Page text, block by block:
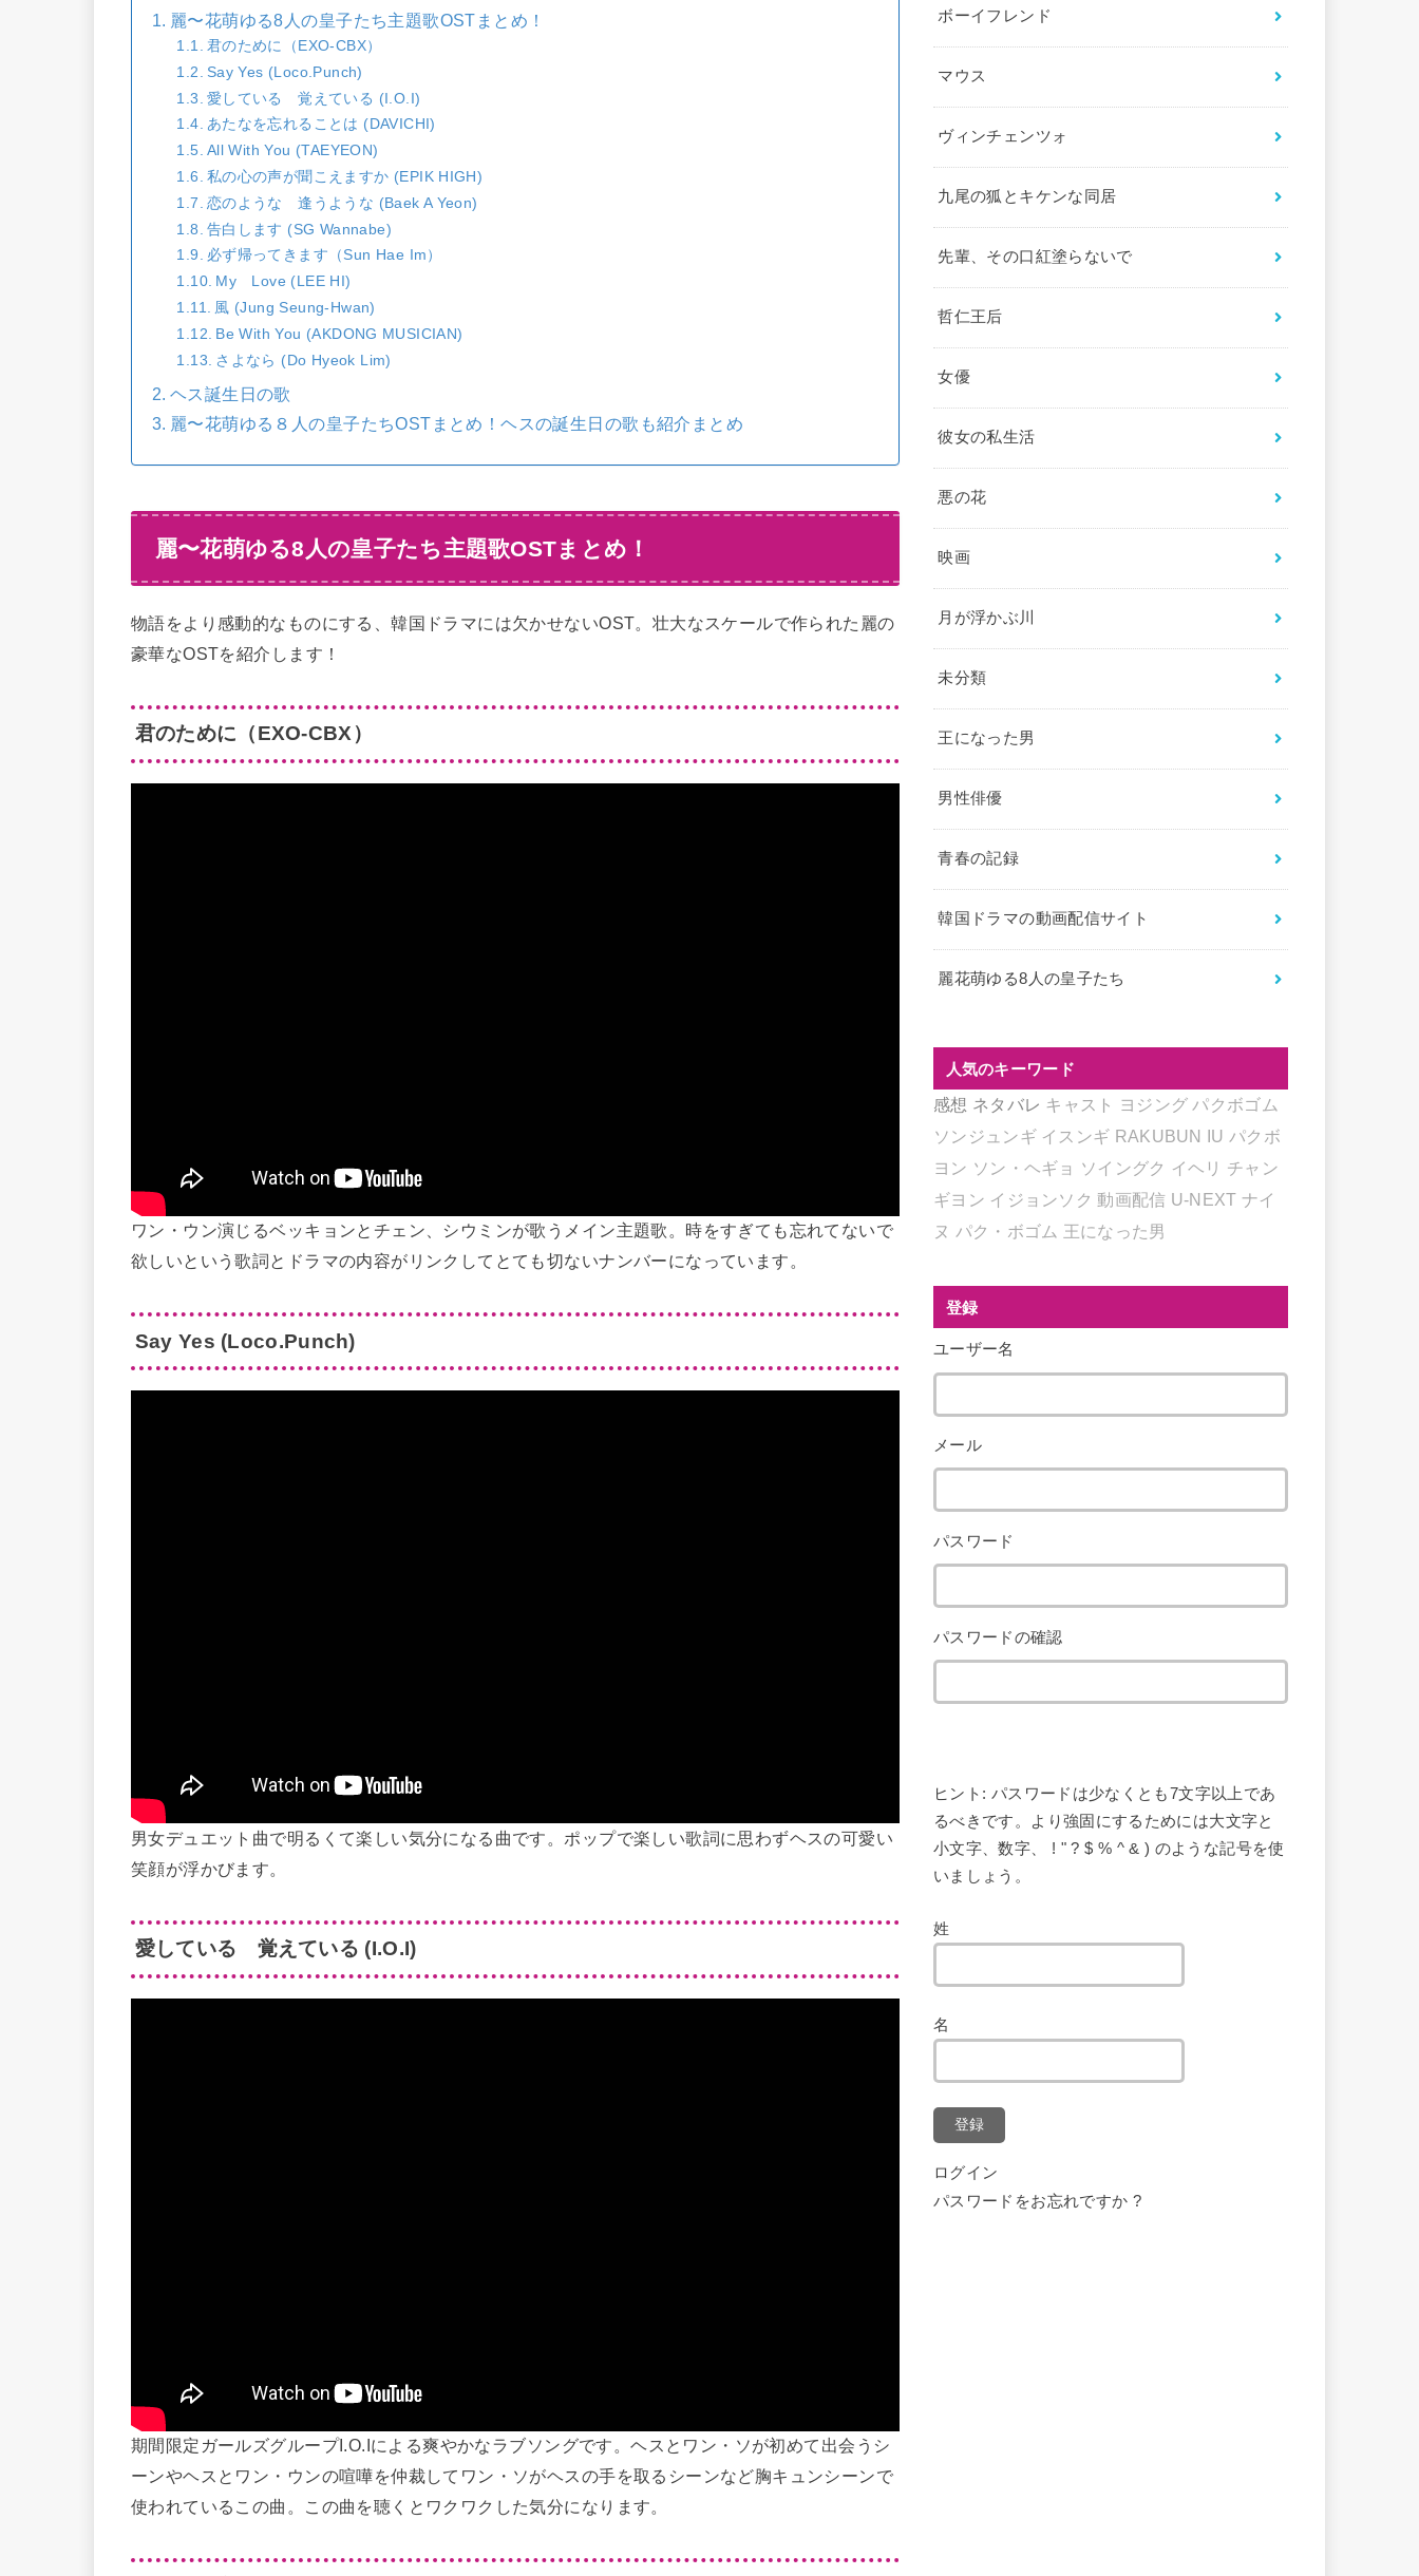
麗〜花萌ゆる8人の皇子たち主題歌OSTまとめ！
君のために（EXO-CBX）
Say Yes (Loco.Punch)
愛している 覚えている (I.O.I)
あたなを忘れることは (DAVICHI)
All With You (TAEYEON)
私の心の声が聞こえますか (EPIK HIGH)
恋のような 逢うような (Baek A Yeon)
告白します (SG Wannabe)
必ず帰ってきます（Sun Hae Im）
My Love (LEE HI)
風 (Jung Seung-Hwan)
Be With You (AKDONG MUSICIAN)
さよなら (Do Hyeok Lim)
ヘス誕生日の歌
麗〜花萌ゆる８人の皇子たちOSTまとめ！ヘスの誕生日の歌も紹介まとめ
麗〜花萌ゆる8人の皇子たち主題歌OSTまとめ！
物語をより感動的なものにする、韓国ドラマには欠かせないOST。壮大なスケールで作られた麗の
豪華なOSTを紹介します！
君のために （EXO-CBX）
ワン・ウン演じるベッキョンとチェン、シウミンが歌うメイン主題歌。時をすぎても忘れてないで
欲しいという歌詞とドラマの内容がリンクしてとても切ないナンバーになっています。
Say Yes (Loco.Punch)
男女デュエット曲で明るくて楽しい気分になる曲です。ポップで楽しい歌詞に思わずヘスの可愛い
笑顔が浮かびます。
愛している 覚えている (I.O.I)
期間限定ガールズグループI.O.Iによる爽やかなラブソングです。ヘスとワン・ソが初めて出会うシ
ーンやヘスとワン・ウンの喧嘩を仲裁してワン・ソがヘスの手を取るシーンなど胸キュンシーンで
使われているこの曲。この曲を聴くとワクワクした気分になります。
ボーイフレンド
マウス
ヴィンチェンツォ
九尾の狐とキケンな同居
先輩、その口紅塗らないで
哲仁王后
女優
彼女の私生活
悪の花
映画
月が浮かぶ川
未分類
王になった男
男性俳優
青春の記録
韓国ドラマの動画配信サイト
麗花萌ゆる8人の皇子たち
人気のキーワード
感想 ネタバレ キャスト ヨジング パクボゴム
ソンジュンギ イスンギ RAKUBUN IU パクボ
ヨン ソン・ヘギョ ソイングク イヘリ チャン
ギヨン イジョンソク 動画配信 U-NEXT ナイ
ヌ パク・ボゴム 王になった男
登録
ユーザー名
メール
パスワード
パスワードの確認
ヒント: パスワードは少なくとも7文字以上であ
るべきです。より強固にするためには大文字と
小文字、数字、 ! " ? $ % ^ & ) のような記号を使
いましょう。
姓
名
登録
ログイン
パスワードをお忘れですか ?